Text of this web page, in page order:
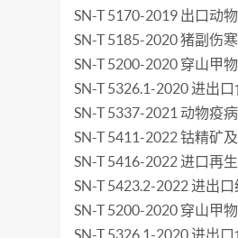
SN-T 5170-2019 出口动
SN-T 5185-2020 猪副伤
SN-T 5200-2020 穿山甲
SN-T 5326.1-2020 进出
SN-T 5337-2021 动物疫
SN-T 5411-2022 钴精矿
SN-T 5416-2022 进口再
SN-T 5423.2-2022 进出
SN-T 5200-2020 穿山甲
SN-T 5326.1-2020 进出